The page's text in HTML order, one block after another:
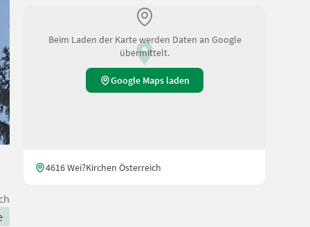
Beim Laden der Karte werden Daten an Google
übermittelt.
Google Maps laden
4616 Wei?Kirchen Österreich